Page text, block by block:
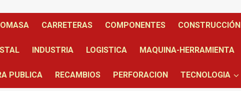
CARRETERAS COMPONENTES CONSTRUCCIÓN
INDUSTRIA LOGISTICA MAQUINA-HERRAMIENTA
PUBLICA RECAMBIOS PERFORACION TECNOLOGIA